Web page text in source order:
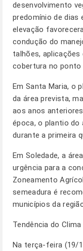
desenvolvimento
predomínio de dias
elevação
condução do
talhões, aplicações
cobertura no ponto
Em Santa Maria, o
da área prevista,
aos anos
época, o plantio do
durante a primeira
Em Soledade, a
urgência para a
Zoneamento
semeadura é
municípios da
Tendência do Clima
Na terça-feira (19/